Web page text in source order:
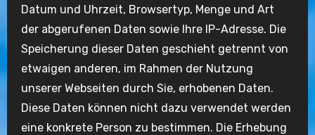
Datum und Uhrzeit, Browsertyp, Menge und Art
der abgerufenen Daten sowie Ihre IP-Adresse. Die
Speicherung dieser Daten geschieht getrennt von
etwaigen anderen, im Rahmen der Nutzung
unserer Webseiten durch Sie, erhobenen Daten.
Diese Daten können nicht dazu verwendet werden
eine konkrete Person zu bestimmen. Die Erhebung